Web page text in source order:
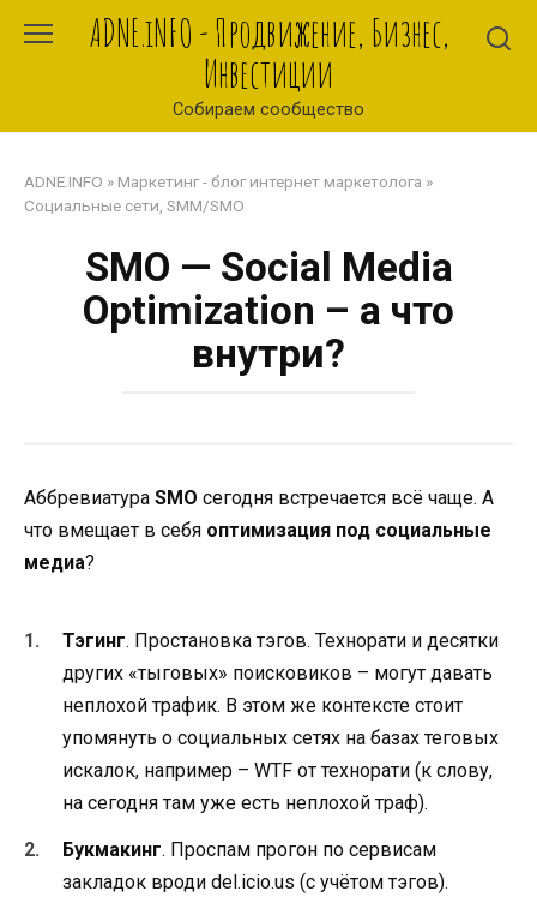
ADNE.iNFO - Продвижение, Бизнес,
Инвестиции
Собираем сообщество
ADNE.INFO » Маркетинг - блог интернет маркетолога »
Социальные сети, SMM/SMO
SMO — Social Media
Optimization – а что
внутри?
Аббревиатура SMO сегодня встречается всё чаще. А
что вмещает в себя оптимизация под социальные
медиа?
Тэгинг. Простановка тэгов. Технорати и десятки
других «тыговых» поисковиков – могут давать
неплохой трафик. В этом же контексте стоит
упомянуть о социальных сетях на базах теговых
искалок, например – WTF от технорати (к слову,
на сегодня там уже есть неплохой траф).
Букмакинг. Проспам прогон по сервисам
закладок вроди del.icio.us (с учётом тэгов).